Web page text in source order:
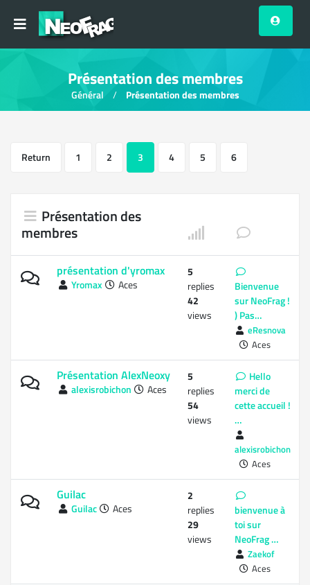
Présentation des membres
Général Présentation des membres
Return 1 2 3 4 5 6
Présentation des
membres
présentation d'yromax
Yromax Aces
5
replies
42
views
Bienvenue
sur NeoFrag !
) Pas…
eResnova
Aces
Présentation AlexNeoxy
alexisrobichon Aces
5
replies
54
views
Hello
merci de
cette accueil !
…
alexisrobichon
Aces
Guilac
Guilac Aces
2
replies
29
views
bienvenue à
toi sur
NeoFrag …
Zaekof
Aces